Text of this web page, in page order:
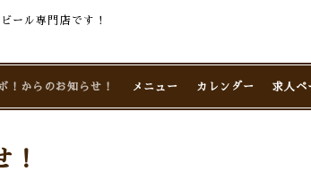
ール専門店です！
！からのお知らせ！ メニュー カレンダー 求人ペ
！